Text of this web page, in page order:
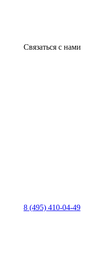
Связаться с нами
8 (495) 410-04-49